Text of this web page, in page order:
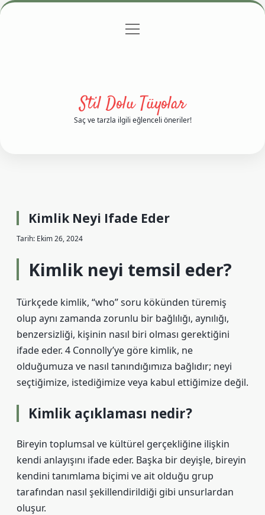
Gizlilik Politikası
menüyü
Stil Dolu Tüyolar
Saç ve tarzla ilgili eğlenceli öneriler!
Kimlik Neyi Ifade Eder
Tarih: Ekim 26, 2024
Kimlik neyi temsil eder?
Türkçede kimlik, “who” soru kökünden türemiş
olup aynı zamanda zorunlu bir bağlılığı, aynılığı,
benzersizliği, kişinin nasıl biri olması gerektiğini
ifade eder. 4 Connolly’ye göre kimlik, ne
olduğumuza ve nasıl tanındığımıza bağlıdır; neyi
seçtiğimize, istediğimize veya kabul ettiğimize değil.
Kimlik açıklaması nedir?
Bireyin toplumsal ve kültürel gerçekliğine ilişkin
kendi anlayışını ifade eder. Başka bir deyişle, bireyin
kendini tanımlama biçimi ve ait olduğu grup
tarafından nasıl şekillendirildiği gibi unsurlardan
oluşur.